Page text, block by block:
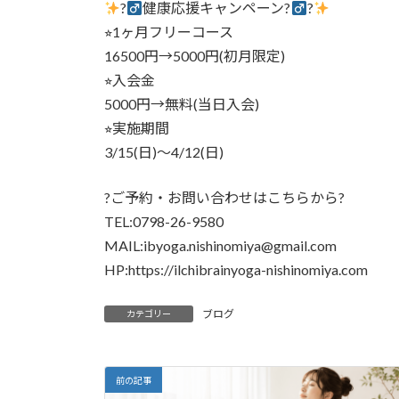
?‍ 健康応援キャンペーン?‍
?
⭐︎1ヶ月フリーコース
16500円→5000円(初月限定)
⭐︎入会金
5000円→無料(当日入会)
⭐︎実施期間
3/15(日)〜4/12(日)
?ご予約・お問い合わせはこちらから?
TEL:0798-26-9580
MAIL:ibyoga.nishinomiya@gmail.com
HP:https://ilchibrainyoga-nishinomiya.com
カテゴリー ブログ
前の記事